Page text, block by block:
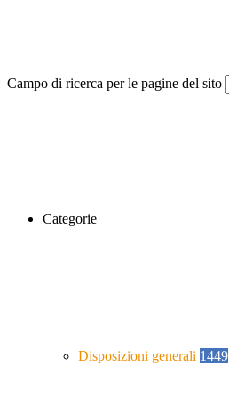
Campo di ricerca per le pagine del sito
Categorie
Disposizioni generali 1449